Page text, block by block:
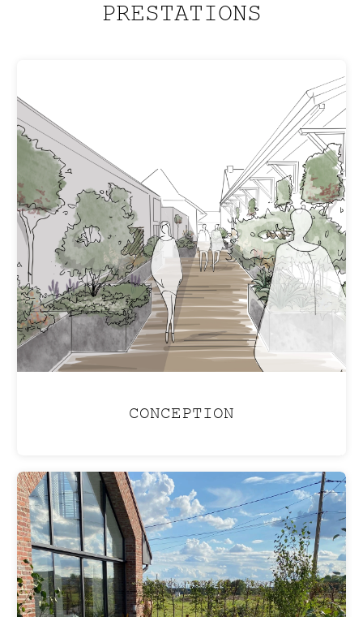
PRESTATIONS
CONCEPTION
De la première ébauche à sa réalisation,
nous nous occupons de la création du
jardin de A à Z.
PISCINE LAGON
Aménagez votre jardin pour créer une